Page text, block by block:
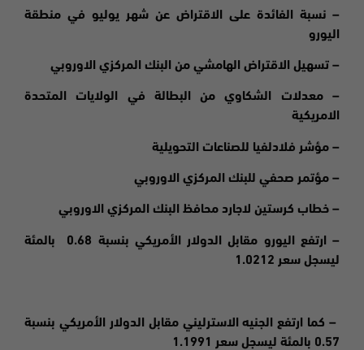
– نسبة الفائدة على الاقتراض عن شهر يوليو في منطقة
اليورو
– تسهيل الاقتراض الهامشي من البنك المركزي الاوروبي
– معدلات الشكاوي من البطالة في الولايات المتحدة
الامريكية
– مؤشر فلادلفيا للصناعات التحويلية
– مؤتمر صحفي للبنك المركزي الاوروبي
– خطاب كرستين لاجارد محافظ البنك المركزي الاوروبي
– ارتفع اليورو مقابل الدولار الأمريكي بنسبة 0.68 بالمئة
ليسجل سعر 1.0212
– كما ارتفع الجنيه الاسترليني مقابل الدولار الأمريكي بنسبة
0.57 بالمئة ليسجل سعر 1.1991